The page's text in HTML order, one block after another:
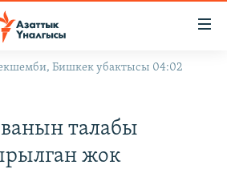
Бишкек убактысы 04:02
талабы
жок